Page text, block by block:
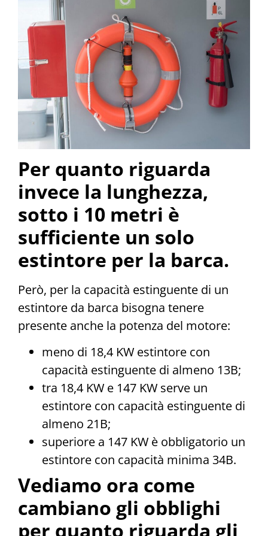
Per quanto riguarda
invece la lunghezza,
sotto i 10 metri è
sufficiente un solo
estintore per la barca.
Però, per la capacità estinguente di un
estintore da barca bisogna tenere
presente anche la potenza del motore:
meno di 18,4 KW estintore con
capacità estinguente di almeno 13B;
tra 18,4 KW e 147 KW serve un
estintore con capacità estinguente di
almeno 21B;
superiore a 147 KW è obbligatorio un
estintore con capacità minima 34B.
Vediamo ora come
cambiano gli obblighi
per quanto riguarda gli